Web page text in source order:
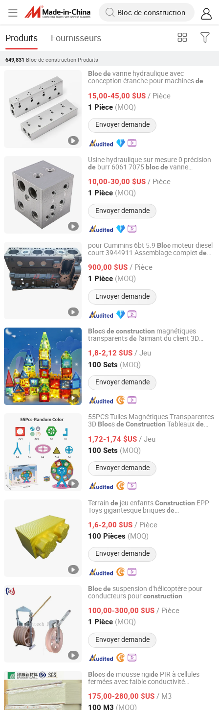
Produits Fournisseurs
649,831 Bloc de construction Produits
Blocde vanne hydraulique avec
conception étanche pour machinesde
hydrauliques marins
15,00-45,00 $US / Pièce
1 Pièce (MOQ)
Envoyer demande
Dongguan Zhongwei Metal Products Co., Ltd.
Guangdong, China Depuis 2024
Usine hydraulique sur mesure 0 précision
de burr 6061 7075 blocde vanne
construction
10,00-30,00 $US / Pièce
1 Pièce (MOQ)
Envoyer demande
Dongguan Zhongwei Metal Products Co., Ltd.
Guangdong, China Depuis 2024
pour Cummins 6bt 5.9 Bloc moteur diesel
court 3944911 Assemblage complet de
deconstruction
900,00 $US / Pièce
1 Pièce (MOQ)
Envoyer demande
Hubei Donzhen Industry and Trading Co., Ltd
Hubei, China Depuis 2026
Blocsde construction magnétiques
transparentsde l'aimant du client 3D
1,8-2,12 $US / Jeu
100 Sets (MOQ)
Envoyer demande
Luoyang Haoyuan Imp & Exp Co., Ltd
Henan, China Depuis 2024
55PCS Tuiles Magnétiques Transparentes
3D Blocsde Construction Tableauxde
1,72-1,74 $US / Jeu
100 Sets (MOQ)
Envoyer demande
Luoyang Haoyuan Imp & Exp Co., Ltd
Henan, China Depuis 2024
Terrain de jeu enfantsConstruction EPP
Toys gigantesque briquesde
1,6-2,00 $US / Pièce
100 Pièces (MOQ)
Envoyer demande
Yixing Baiyun Foam Packing Co., Ltd.
Jiangsu, China Depuis 2024
Blocde suspension d'hélicoptère pour
conducteurs pourconstruction
100,00-300,00 $US / Pièce
1 Pièce (MOQ)
Envoyer demande
Ningbo Suntech Power Machinery Tools Co., Ltd.
Zhejiang, China Depuis 2026
Blocsde mousse rigide PIR à cellules
fermées avec faible conductivité
175,00-280,00 $US / M3
100 M3 (MOQ)
Jiangsu Luyuan New Material Co., Ltd.
Jiangsu, China Depuis 2026